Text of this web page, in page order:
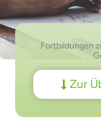
Fortbildungen
Zur